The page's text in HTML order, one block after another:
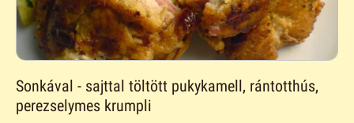
Sonkával - sajttal töltött pukykamell, rántotthús,
perezselymes krumpli